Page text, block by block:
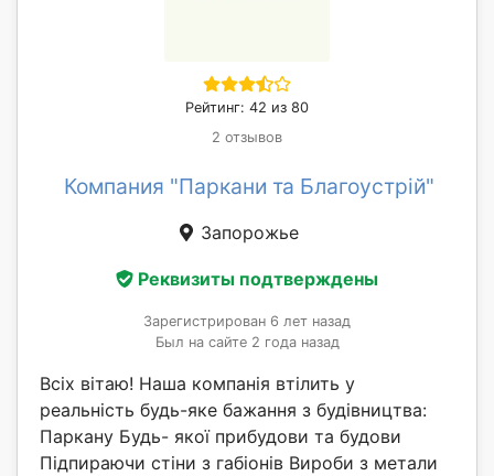
Рейтинг: 42 из 80
2 отзывов
Компания "Паркани та Благоустрій"
Запорожье
Реквизиты подтверждены
Зарегистрирован 6 лет назад
Был на сайте 2 года назад
Всіх вітаю! Наша компанія втілить у
реальність будь-яке бажання з будівництва:
Паркану Будь- якої прибудови та будови
Підпираючи стіни з габіонів Вироби з метали